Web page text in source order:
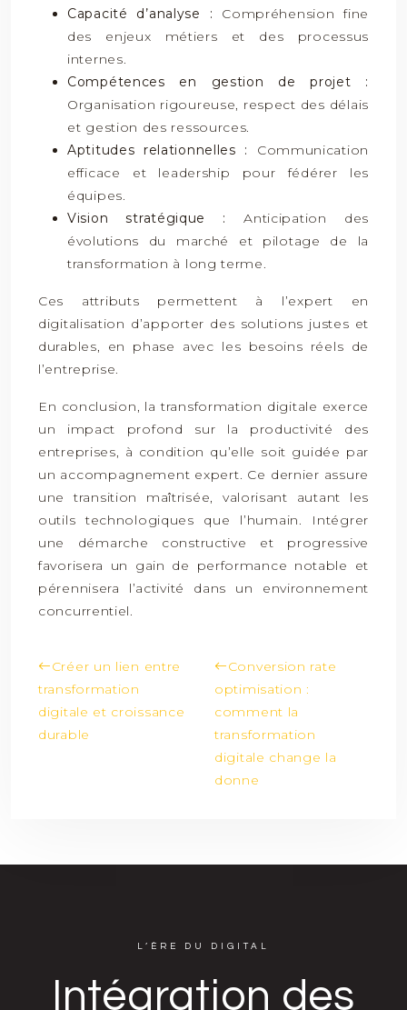
Capacité d’analyse : Compréhension fine
des enjeux métiers et des processus
internes.
Compétences en gestion de projet :
Organisation rigoureuse, respect des délais
et gestion des ressources.
Aptitudes relationnelles :
Communication
efficace et leadership pour fédérer les
équipes.
Vision stratégique :
Anticipation des
évolutions du marché et pilotage de la
transformation à long terme.
Ces attributs permettent à l’expert en
digitalisation d’apporter des solutions justes et
durables, en phase avec les besoins réels de
l’entreprise.
En conclusion, la transformation digitale exerce
un impact profond sur la productivité des
entreprises, à condition qu’elle soit guidée par
un accompagnement expert. Ce dernier assure
une transition maîtrisée, valorisant autant les
outils technologiques que l’humain. Intégrer
une démarche constructive et progressive
favorisera un gain de performance notable et
pérennisera l’activité dans un environnement
concurrentiel.
Créer un lien entre
transformation
digitale et croissance
durable
Conversion rate
optimisation :
comment la
transformation
digitale change la
donne
L’ÈRE DU DIGITAL
Intégration des